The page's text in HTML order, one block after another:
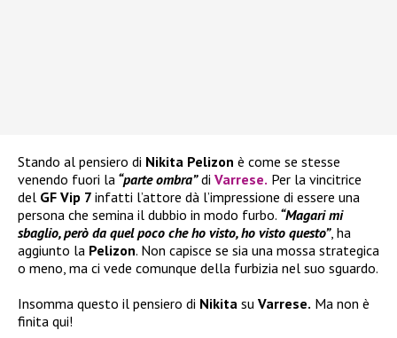
Stando al pensiero di Nikita Pelizon è come se stesse
venendo fuori la “parte ombra”di Varrese. Per la vincitrice
del GF Vip 7 infatti l’attore dà l’impressione di essere una
persona che semina il dubbio in modo furbo. “Magari mi
sbaglio, però da quel poco che ho visto, ho visto questo”, ha
aggiunto la Pelizon. Non capisce se sia una mossa strategica
o meno, ma ci vede comunque della furbizia nel suo sguardo.
Insomma questo il pensiero di Nikita su Varrese. Ma non è
finita qui!